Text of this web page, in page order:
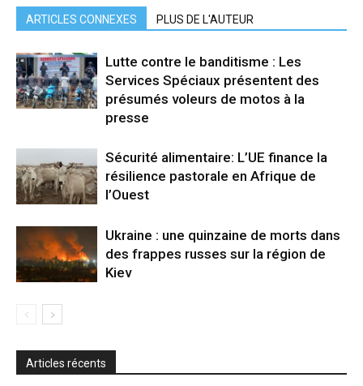
ARTICLES CONNEXES PLUS DE L'AUTEUR
Lutte contre le banditisme : Les
Services Spéciaux présentent des
présumés voleurs de motos à la
presse
Sécurité alimentaire: L’UE finance la
résilience pastorale en Afrique de
l’Ouest
Ukraine : une quinzaine de morts dans
des frappes russes sur la région de
Kiev
Articles récents